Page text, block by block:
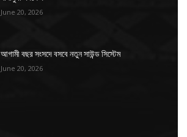
June 20, 2026
আগামী বছর সংসদে বসবে নতুন সাউন্ড সিস্টেম
June 20, 2026